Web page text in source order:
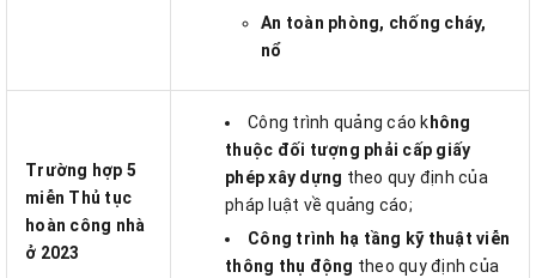
An toàn phòng, chống cháy,
nổ
Trường hợp 5
miễn Thủ tục
hoàn công nhà
ở 2023
Công trình quảng cáo không
thuộc đối tượng phải cấp giấy
phép xây dựng theo quy định của
pháp luật về quảng cáo;
Công trình hạ tầng kỹ thuật viễn
thông thụ động theo quy định của